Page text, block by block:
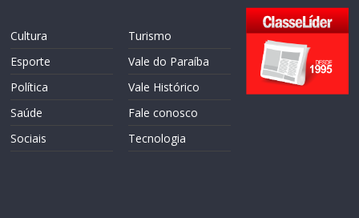
Cultura
Esporte
Política
Saúde
Sociais
Turismo
Vale do Paraíba
Vale Histórico
Fale conosco
Tecnologia